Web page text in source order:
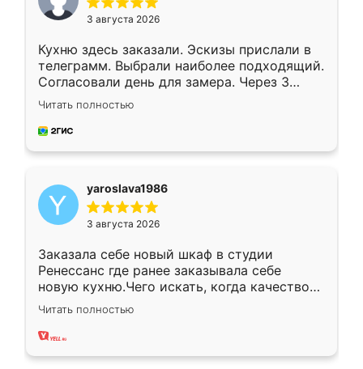
3 августа 2026
Кухню здесь заказали. Эскизы прислали в
телеграмм. Выбрали наиболее подходящий.
Согласовали день для замера. Через 3
недели кухня была уже готова. Остались
довольны работой. Спасибо Ренессанс
мебель за качественную работу!
Читать полностью
yaroslava1986
3 августа 2026
Заказала себе новый шкаф в студии
Ренессанс где ранее заказывала себе
новую кухню.Чего искать, когда качеством
вполне довольна. Служит кухня уже почти
два года, нареканий нет.
Читать полностью